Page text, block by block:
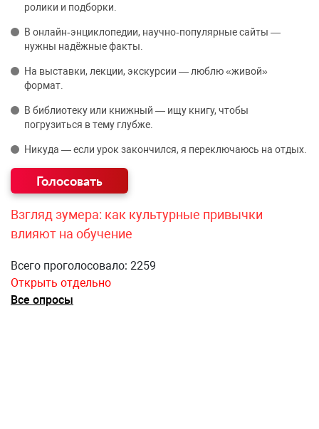
ролики и подборки.
В онлайн‑энциклопедии, научно‑популярные сайты —
нужны надёжные факты.
На выставки, лекции, экскурсии — люблю «живой»
формат.
В библиотеку или книжный — ищу книгу, чтобы
погрузиться в тему глубже.
Никуда — если урок закончился, я переключаюсь на отдых.
Взгляд зумера: как культурные привычки
влияют на обучение
Всего проголосовало: 2259
Открыть отдельно
Все опросы